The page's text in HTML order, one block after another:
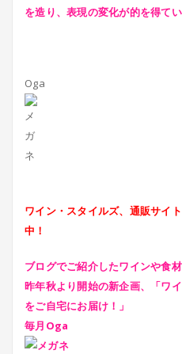
を造り、表現の変化が的を得てい
Oga
ワイン・スタイルズ、通販サイ
中！
ブログでご紹介したワインや食
昨年秋より開始の新企画、「ワ
をご自宅にお届け！」
毎月Oga